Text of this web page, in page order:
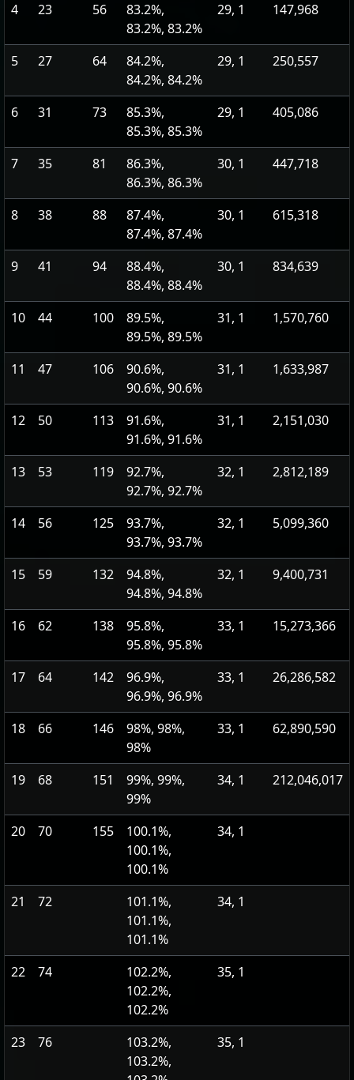
4 23 56
83.2%,
83.2%, 83.2%
29, 1 147,968
5 27 64
84.2%,
84.2%, 84.2%
29, 1 250,557
6 31 73
85.3%,
85.3%, 85.3%
29, 1 405,086
7 35 81
86.3%,
86.3%, 86.3%
30, 1 447,718
8 38 88
87.4%,
87.4%, 87.4%
30, 1 615,318
9 41 94
88.4%,
88.4%, 88.4%
30, 1 834,639
10 44 100
89.5%,
89.5%, 89.5%
31, 1 1,570,760
11 47 106
90.6%,
90.6%, 90.6%
31, 1 1,633,987
12 50 113
91.6%,
91.6%, 91.6%
31, 1 2,151,030
13 53 119
92.7%,
92.7%, 92.7%
32, 1 2,812,189
14 56 125
93.7%,
93.7%, 93.7%
32, 1 5,099,360
15 59 132
94.8%,
94.8%, 94.8%
32, 1 9,400,731
16 62 138
95.8%,
95.8%, 95.8%
33, 1 15,273,366
17 64 142
96.9%,
96.9%, 96.9%
33, 1 26,286,582
18 66 146
98%, 98%,
98%
33, 1 62,890,590
19 68 151
99%, 99%,
99%
34, 1 212,046,017
20 70 155
100.1%,
100.1%,
100.1%
34, 1
21 72
101.1%,
101.1%,
101.1%
34, 1
22 74
102.2%,
102.2%,
102.2%
35, 1
23 76
103.2%,
103.2%,
35, 1